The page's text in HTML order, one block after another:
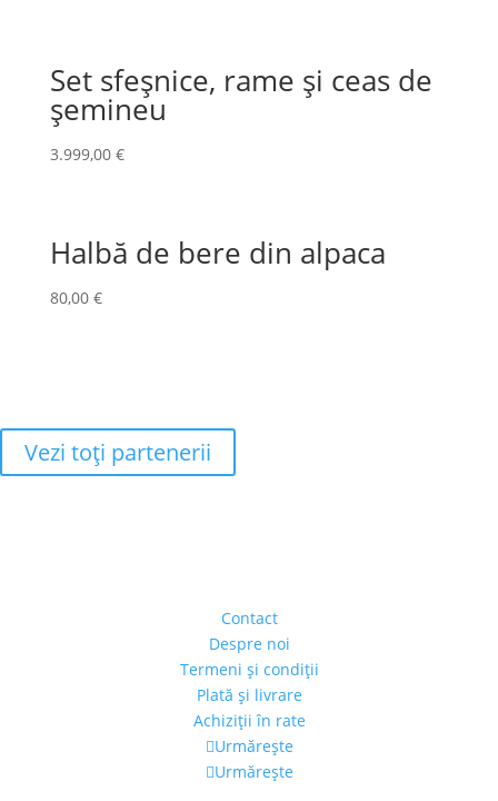
Set sfeșnice, rame și ceas de
șemineu
3.999,00 €
Halbă de bere din alpaca
80,00 €
Vezi toţi partenerii
Contact
Despre noi
Termeni şi condiţii
Plată şi livrare
Achiziţii în rate
Urmărește
Urmărește